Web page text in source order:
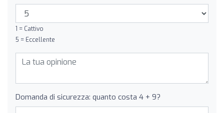
1 = Cattivo
5 = Eccellente
Domanda di sicurezza: quanto costa 4 + 9?